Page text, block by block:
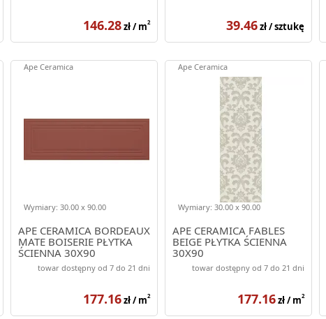
146.28zł / m2 39.46zł / sztukę
APE CERAMICA BORDEAUX
MATE BOISERIE PŁYTKA
ŚCIENNA 30X90
Wymiary: 30.00 x 90.00
Ape Ceramica
towar dostępny od 7 do 21 dni
177.16zł / m2
APE CERAMICA FABLES
BEIGE PŁYTKA ŚCIENNA
30X90
Wymiary: 30.00 x 90.00
Ape Ceramica
towar dostępny od 7 do 21 dni
177.16zł / m2